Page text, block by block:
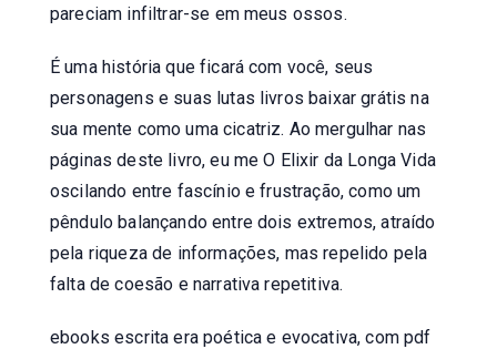
pareciam infiltrar-se em meus ossos.
É uma história que ficará com você, seus
personagens e suas lutas livros baixar grátis na
sua mente como uma cicatriz. Ao mergulhar nas
páginas deste livro, eu me O Elixir da Longa Vida
oscilando entre fascínio e frustração, como um
pêndulo balançando entre dois extremos, atraído
pela riqueza de informações, mas repelido pela
falta de coesão e narrativa repetitiva.
ebooks escrita era poética e evocativa, com pdf